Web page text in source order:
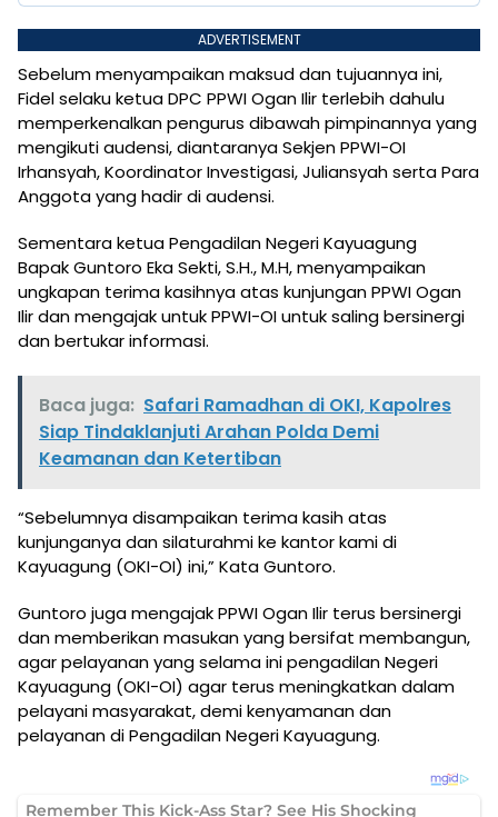
ADVERTISEMENT
Sebelum menyampaikan maksud dan tujuannya ini,
Fidel selaku ketua DPC PPWI Ogan Ilir terlebih dahulu
memperkenalkan pengurus dibawah pimpinannya yang
mengikuti audensi, diantaranya Sekjen PPWI-OI
Irhansyah, Koordinator Investigasi, Juliansyah serta Para
Anggota yang hadir di audensi.
Sementara ketua Pengadilan Negeri Kayuagung
Bapak Guntoro Eka Sekti, S.H., M.H, menyampaikan
ungkapan terima kasihnya atas kunjungan PPWI Ogan
Ilir dan mengajak untuk PPWI-OI untuk saling bersinergi
dan bertukar informasi.
Baca juga: Safari Ramadhan di OKI, Kapolres
Siap Tindaklanjuti Arahan Polda Demi
Keamanan dan Ketertiban
“Sebelumnya disampaikan terima kasih atas
kunjunganya dan silaturahmi ke kantor kami di
Kayuagung (OKI-OI) ini,” Kata Guntoro.
Guntoro juga mengajak PPWI Ogan Ilir terus bersinergi
dan memberikan masukan yang bersifat membangun,
agar pelayanan yang selama ini pengadilan Negeri
Kayuagung (OKI-OI) agar terus meningkatkan dalam
pelayani masyarakat, demi kenyamanan dan
pelayanan di Pengadilan Negeri Kayuagung.